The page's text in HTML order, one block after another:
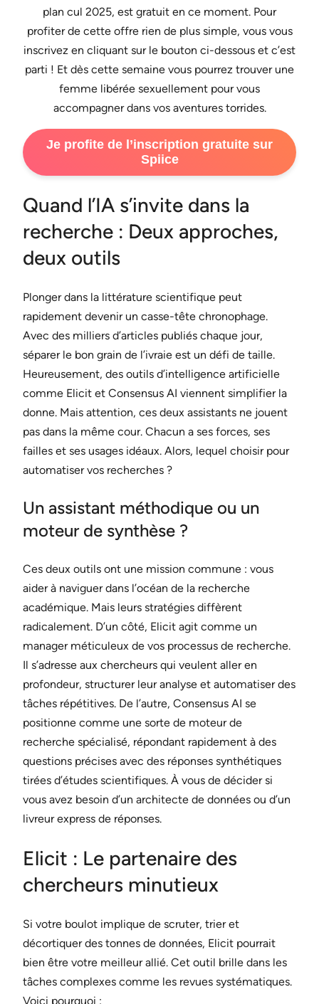
plan cul 2025, est gratuit en ce moment. Pour
profiter de cette offre rien de plus simple, vous vous
inscrivez en cliquant sur le bouton ci-dessous et c’est
parti ! Et dès cette semaine vous pourrez trouver une
femme libérée sexuellement pour vous
accompagner dans vos aventures torrides.
Je profite de l’inscription gratuite sur
Spiice
Quand l’IA s’invite dans la
recherche : Deux approches,
deux outils
Plonger dans la littérature scientifique peut
rapidement devenir un casse-tête chronophage.
Avec des milliers d’articles publiés chaque jour,
séparer le bon grain de l’ivraie est un défi de taille.
Heureusement, des outils d’intelligence artificielle
comme Elicit et Consensus AI viennent simplifier la
donne. Mais attention, ces deux assistants ne jouent
pas dans la même cour. Chacun a ses forces, ses
failles et ses usages idéaux. Alors, lequel choisir pour
automatiser vos recherches ?
Un assistant méthodique ou un
moteur de synthèse ?
Ces deux outils ont une mission commune : vous
aider à naviguer dans l’océan de la recherche
académique. Mais leurs stratégies diffèrent
radicalement. D’un côté, Elicit agit comme un
manager méticuleux de vos processus de recherche.
Il s’adresse aux chercheurs qui veulent aller en
profondeur, structurer leur analyse et automatiser des
tâches répétitives. De l’autre, Consensus AI se
positionne comme une sorte de moteur de
recherche spécialisé, répondant rapidement à des
questions précises avec des réponses synthétiques
tirées d’études scientifiques. À vous de décider si
vous avez besoin d’un architecte de données ou d’un
livreur express de réponses.
Elicit : Le partenaire des
chercheurs minutieux
Si votre boulot implique de scruter, trier et
décortiquer des tonnes de données, Elicit pourrait
bien être votre meilleur allié. Cet outil brille dans les
tâches complexes comme les revues systématiques.
Voici pourquoi :